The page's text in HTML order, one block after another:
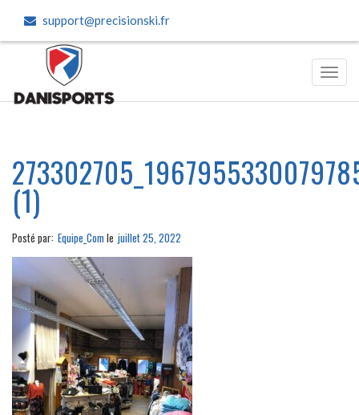
support@precisionski.fr
(1)
Posté par: Equipe_Com le juillet 25, 2022